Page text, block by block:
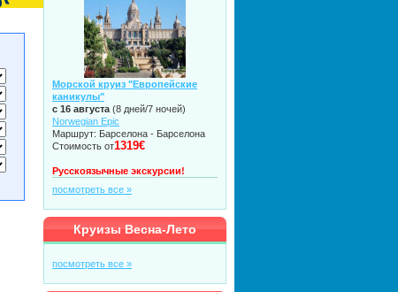
Морской круиз "Европейские
каникулы"
с 16 августа (8 дней/7 ночей)
Norwegian Epic
Маршрут: Барселона - Барселона
Стоимость от1319€
Русскоязычные экскурсии!
посмотреть все »
Круизы Весна-Лето
посмотреть все »